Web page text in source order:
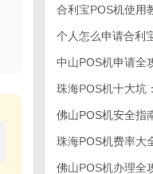
合利宝POS机使用
个人怎么申请合利
中山POS机申请全
珠海POS机十大坑